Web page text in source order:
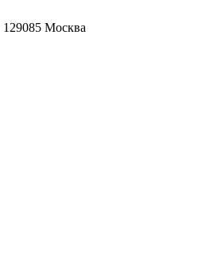
129085 Москва